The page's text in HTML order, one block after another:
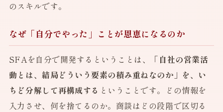
のスキルです。
なぜ「自分でやった」ことが恩恵になるのか
SFAを自分で開発するということは、
「自社の営業活
動とは、結局どういう要素の積み重ねなのか」を、い
ちど分解して再構成する ということです。どの情報を
入力させ、何を捨てるのか。商談はどの段階で区切る